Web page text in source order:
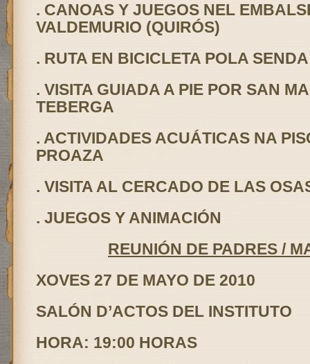
. CANOAS Y JUEGOS NEL
VALDEMURIO (QUIRÓS)
. RUTA EN BICICLETA POLA
. VISITA GUIADA A PIE POR SAN
TEBERGA
. ACTIVIDADES ACUÁTICAS NA
PROAZA
. VISITA AL CERCADO DE LAS
. JUEGOS Y ANIMACIÓN
REUNIÓN DE PADRES /
XOVES 27 DE MAYO DE 2010
SALÓN D’ACTOS DEL INSTITUTO
HORA: 19:00 HORAS